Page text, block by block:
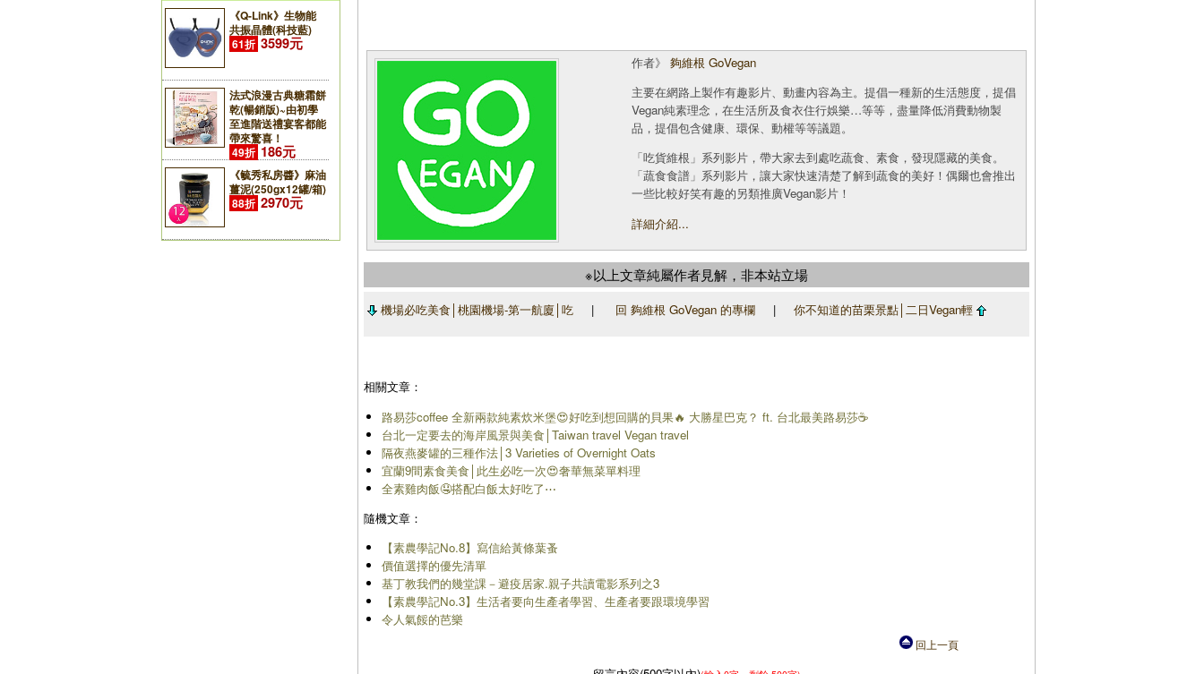
《Q-Link》生物能
共振晶體(科技藍)
61折 3599元
法式浪漫古典糖霜餅
乾(暢銷版)~由初學
至進階送禮宴客都能
帶來驚喜！
49折 186元
《毓秀私房醬》麻油
薑泥(250gx12罐/箱)
88折 2970元
作者》 夠維根 GoVegan
主要在網路上製作有趣影片、動畫內容為主。提倡一種新的生活態度，提倡
Vegan純素理念，在生活所及食衣住行娛樂…等等，盡量降低消費動物製
品，提倡包含健康、環保、動權等等議題。
「吃貨維根」系列影片，帶大家去到處吃蔬食、素食，發現隱藏的美食。
「蔬食食譜」系列影片，讓大家快速清楚了解到蔬食的美好！偶爾也會推出
一些比較好笑有趣的另類推廣Vegan影片！
詳細介紹...
※以上文章純屬作者見解，非本站立場
機場必吃美食│桃園機場-第一航廈│吃| 回 夠維根 GoVegan 的專欄| 你不知道的苗栗景點│二日Vegan輕
相關文章：
路易莎coffee 全新兩款純素炊米堡😍好吃到想回購的貝果🔥 大勝星巴克？ ft. 台北最美路易莎☕️
台北一定要去的海岸風景與美食│Taiwan travel Vegan travel
隔夜燕麥罐的三種作法│3 Varieties of Overnight Oats
宜蘭9間素食美食│此生必吃一次😍奢華無菜單料理
全素雞肉飯🤤搭配白飯太好吃了⋯
隨機文章：
【素農學記No.8】寫信給黃條葉蚤
價值選擇的優先清單
基丁教我們的幾堂課－避疫居家.親子共讀電影系列之3
【素農學記No.3】生活者要向生產者學習、生產者要跟環境學習
令人氣餒的芭樂
回上一頁